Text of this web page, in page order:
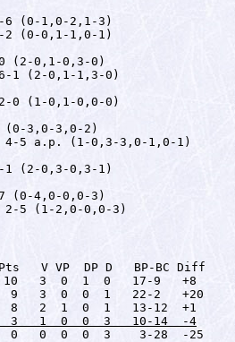
6 (0-1,0-2,1-3)
2 (0-0,1-1,0-1)
(2-0,1-0,3-0)
1 (2-0,1-1,3-0)
0 (1-0,1-0,0-0)
(0-3,0-3,0-2)
4-5 a.p. (1-0,3-3,0-1,0-1)
1 (2-0,3-0,3-1)
(0-4,0-0,0-3)
2-5 (1-2,0-0,0-3)
V VP  DP D   BP-BC Diff
10   3  0  1  0   17-9   +8
9   3  0  0  1   22-2   +20
3   1  0  0  3   10-14  -4
0   0  0  0  3    3-28  -25